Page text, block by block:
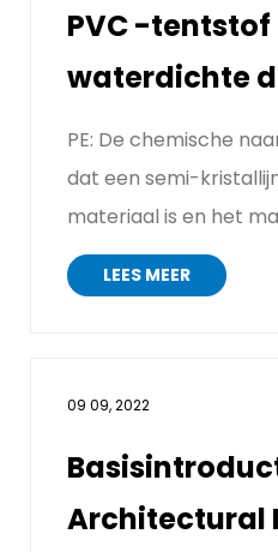
PVC -tentstof
waterdichte
PE: De chemische
dat een semi-
materiaal is en het
maken van PE-
LEES MEER
09 09, 2022
Architectural